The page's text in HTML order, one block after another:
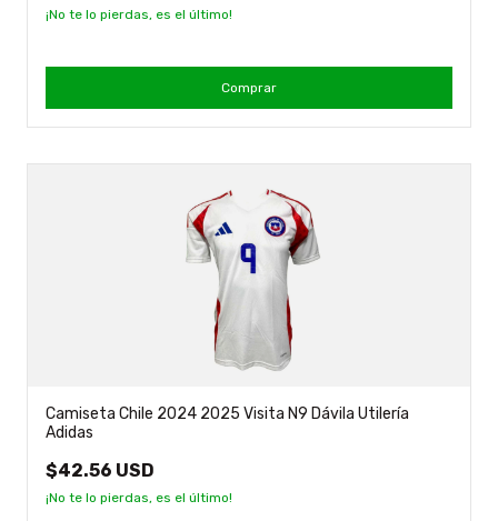
¡No te lo pierdas, es el último!
Comprar
Camiseta Chile 2024 2025 Visita N9 Dávila Utilería
Adidas
$42.56 USD
¡No te lo pierdas, es el último!